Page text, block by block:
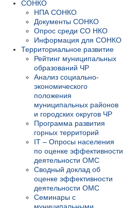
СОНКО
НПА СОНКО
Документы СОНКО
Опрос среди СО НКО
Информация для СОНКО
Территориальное развитие
Рейтинг муниципальных
образований ЧР
Анализ социально-
экономического
положения
муниципальных районов
и городских округов ЧР
Программа развития
горных территорий
IT – Опросы населения
по оценке эффективности
деятельности ОМС
Сводный доклад об
оценке эффективности
деятельности ОМС
Семинары с